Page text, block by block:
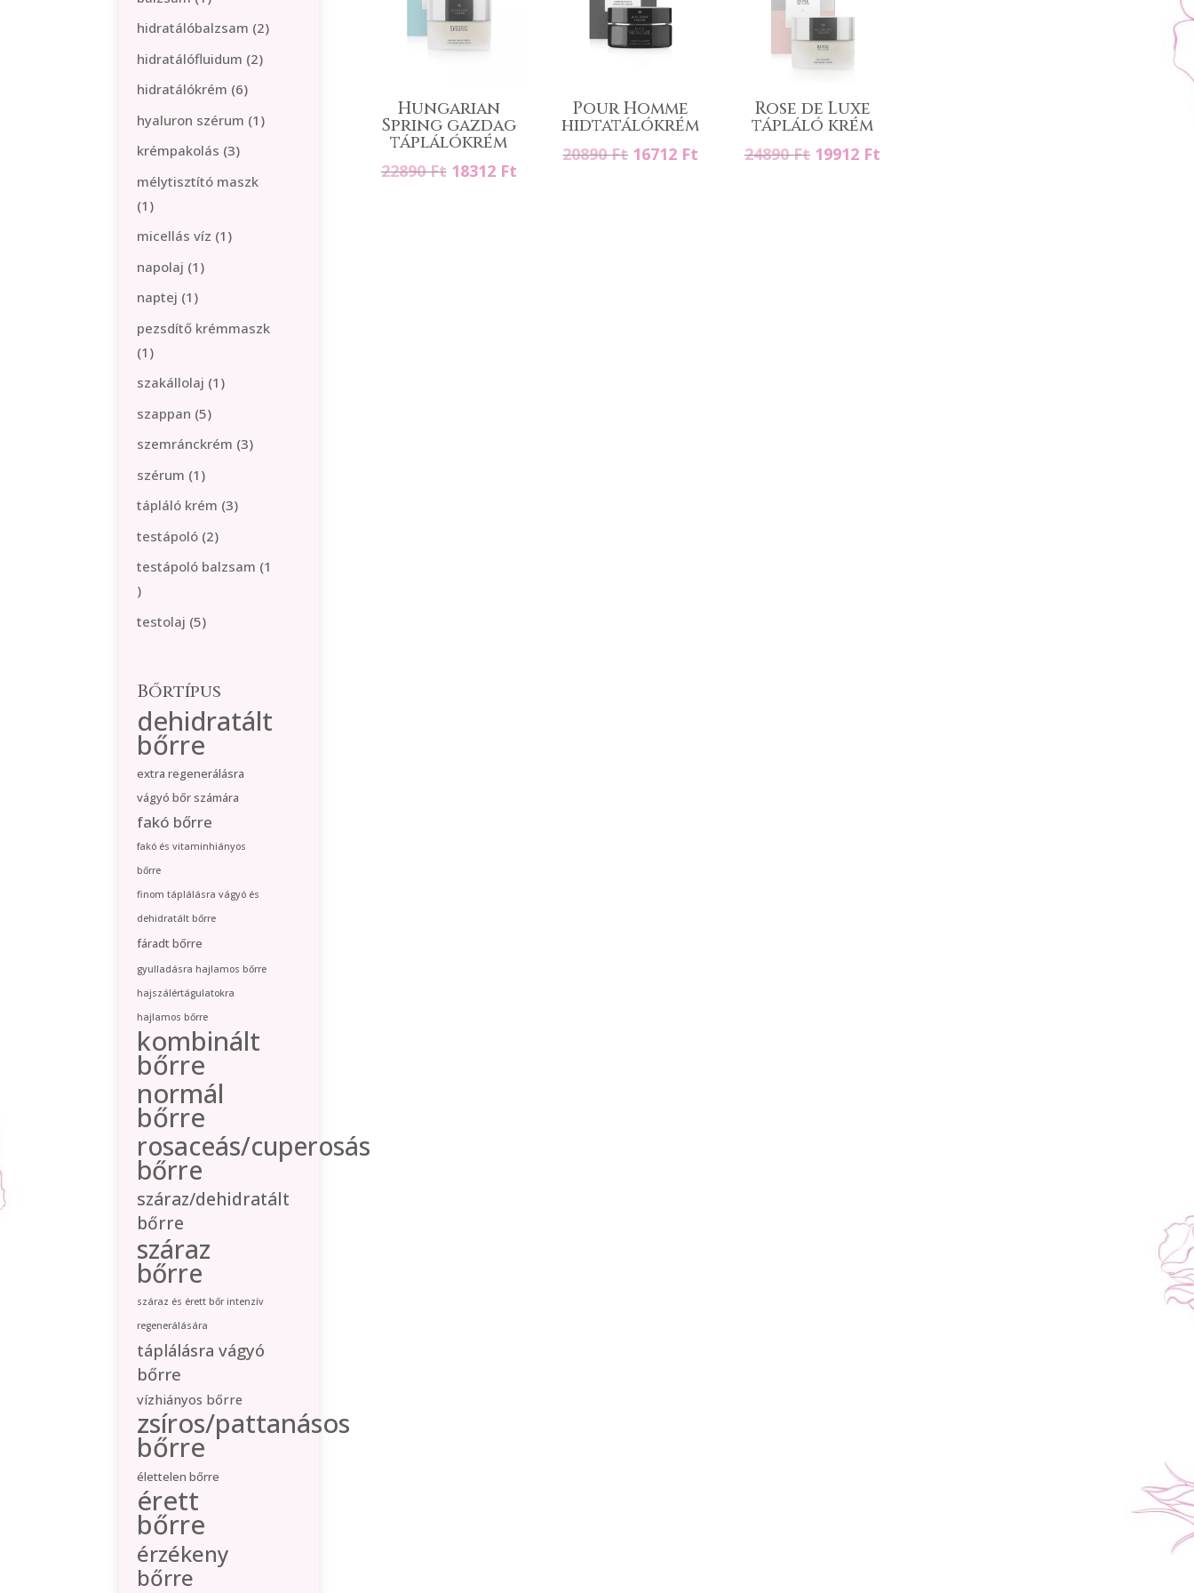
termék
hidratálóbalzsam 22
hidratálófluidum 22
hidratálókrém 66
termék
hyaluron szérum 1 1
krémpakolás 33
termék
mélytisztító maszk
1 1
termék
micellás víz 1 1
napolaj 1 1
naptej 1 1
termék
pezsdítő krémmaszk
1 1
termék
szakállolaj 1 1
szappan 55
termék
szemránckrém 33
szérum 1 1
termék
tápláló krém 33
testápoló 22
termék
testápoló balzsam 1
1
termék
testolaj 55
Bőrtípus
dehidratált
bőrre
extra regenerálásra
vágyó bőr számára
fakó bőrre
fakó és vitaminhiányos
bőrre
finom táplálásra vágyó és
dehidratált bőrre
fáradt bőrre
gyulladásra hajlamos bőrre
hajszálértágulatokra
hajlamos bőrre
kombinált
bőrre
normál
bőrre
rosaceás/cuperosás
bőrre
száraz/dehidratált
bőrre
száraz
bőrre
száraz és érett bőr intenzív
regenerálására
táplálásra vágyó
bőrre
vízhiányos bőrre
zsíros/pattanásos
bőrre
élettelen bőrre
érett
bőrre
érzékeny
bőrre
Hungarian
Spring gazdag
táplálókrém
22890Ft Original
18312 FtCurrent
Pour Homme
hidtatálókrém
20890Ft Original
16712 Ft Current
Rose de Luxe
tápláló krém
24890Ft Original
19912 FtCurrent